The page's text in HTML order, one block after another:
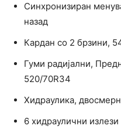
Синхронизиран
назад
Кардан со 2 брзини,
Гуми радијални,
520/70R34
Хидраулика,
6 хидраулични излези